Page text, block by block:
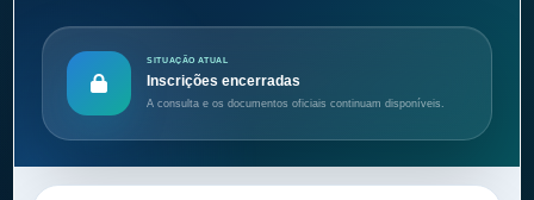
SITUAÇÃO ATUAL
Inscrições encerradas
A consulta e os documentos oficiais continuam disponíveis.